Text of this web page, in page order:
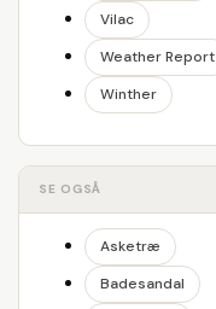
Vilac
Weather Report
Winther
SE OGSÅ
Asketræ
Badesandal